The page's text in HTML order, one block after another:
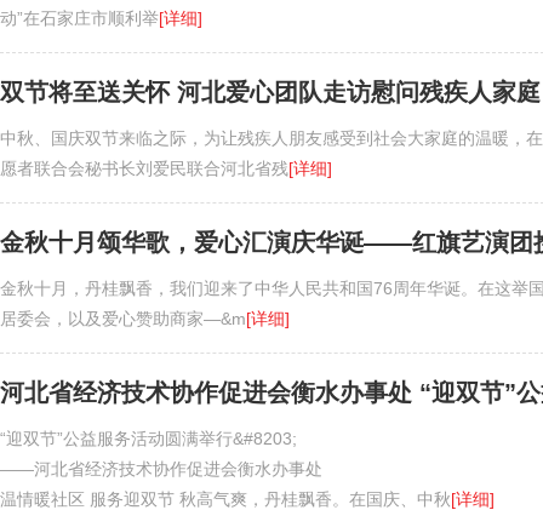
动”在石家庄市顺利举[详细]
双节将至送关怀 河北爱心团队走访慰问残疾人家庭
中秋、国庆双节来临之际，为让残疾人朋友感受到社会大家庭的温暖，
愿者联合会秘书长刘爱民联合河北省残[详细]
金秋十月颂华歌，爱心汇演庆华诞——红旗艺演团
金秋十月，丹桂飘香，我们迎来了中华人民共和国76周年华诞。在这
居委会，以及爱心赞助商家—&m[详细]
河北省经济技术协作促进会衡水办事处 “迎双节”
“迎双节”公益服务活动圆满举行&#8203;
——河北省经济技术协作促进会衡水办事处
温情暖社区 服务迎双节 秋高气爽，丹桂飘香。在国庆、中秋[详细]